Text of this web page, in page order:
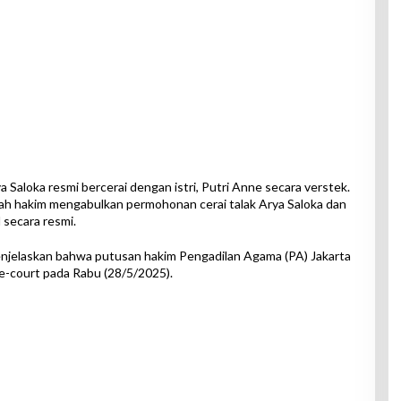
Saloka resmi bercerai dengan istri, Putri Anne secara verstek.
mengabulkan permohonan cerai talak Arya Saloka dan
resmi.
bahwa putusan hakim Pengadilan Agama (PA) Jakarta
court pada Rabu (28/5/2025).